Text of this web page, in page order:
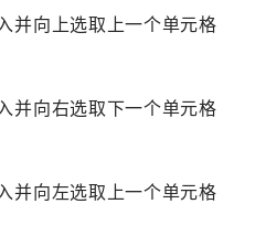
并向上选取上一个单元格
并向右选取下一个单元格
并向左选取上一个单元格